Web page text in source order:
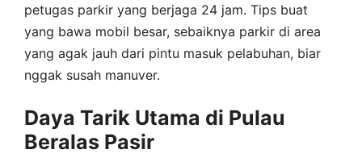
petugas parkir yang berjaga 24 jam. Tips buat
yang bawa mobil besar, sebaiknya parkir di area
yang agak jauh dari pintu masuk pelabuhan, biar
nggak susah manuver.
Daya Tarik Utama di Pulau
Beralas Pasir